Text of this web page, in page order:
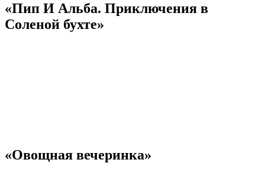
«Пип И Альба. Приключения в
Соленой бухте»
«Овощная вечеринка»